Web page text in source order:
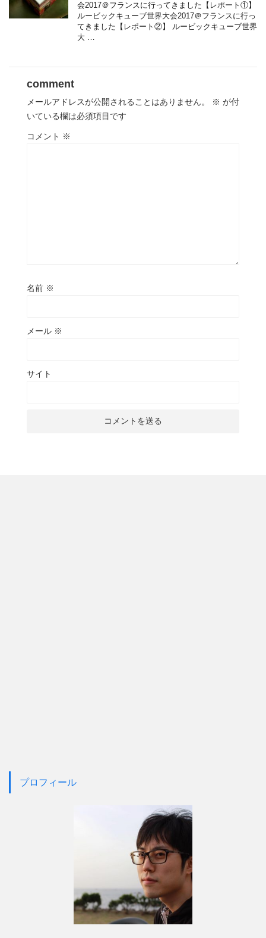
会2017＠フランスに行ってきました【レポート①】
ルービックキューブ世界大会2017＠フランスに行っ
てきました【レポート②】 ルービックキューブ世界
大 …
comment
メールアドレスが公開されることはありません。 ※ が付
いている欄は必須項目です
コメント ※
名前 ※
メール ※
サイト
プロフィール